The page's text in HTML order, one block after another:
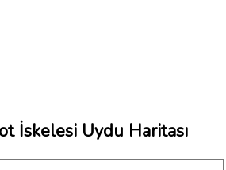
İskelesi Uydu Haritası